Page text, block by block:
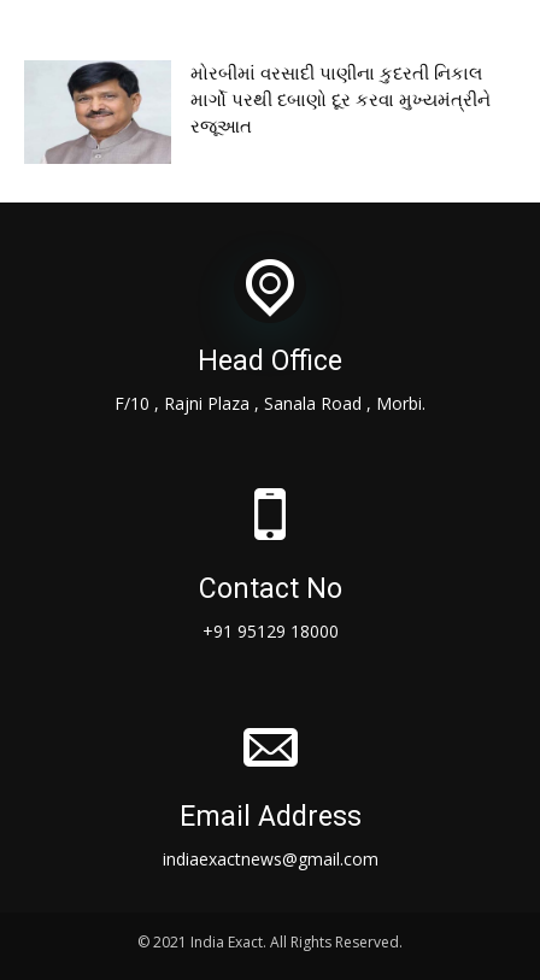
મોરબીમાં વરસાદી પાણીના કુદરતી નિકાલ
માર્ગો પરથી દબાણો દૂર કરવા મુખ્યમંત્રીને
રજૂઆત
Head Office
F/10 , Rajni Plaza , Sanala Road , Morbi.
Contact No
+91 95129 18000
Email Address
indiaexactnews@gmail.com
© 2021 India Exact. All Rights Reserved.